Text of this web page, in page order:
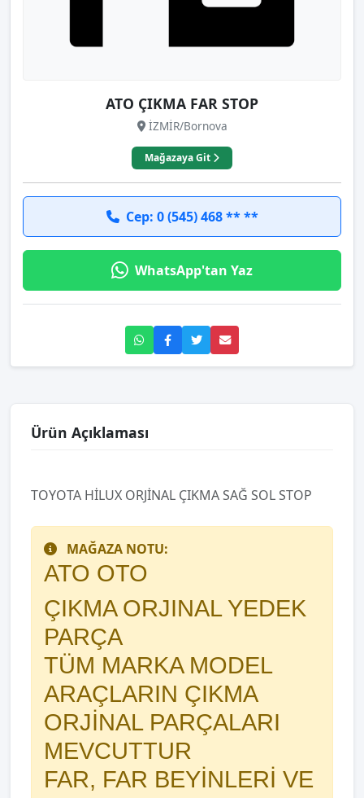
ATO ÇIKMA FAR STOP
İZMİR/Bornova
Mağazaya Git
Cep: 0 (545) 468 ** **
WhatsApp'tan Yaz
Ürün Açıklaması
TOYOTA HİLUX ORJİNAL ÇIKMA SAĞ SOL STOP
MAĞAZA NOTU:
ATO OTO
ÇIKMA ORJINAL YEDEK
PARÇA
TÜM MARKA MODEL
ARAÇLARIN ÇIKMA
ORJİNAL PARÇALARI
MEVCUTTUR
FAR, FAR BEYİNLERİ VE